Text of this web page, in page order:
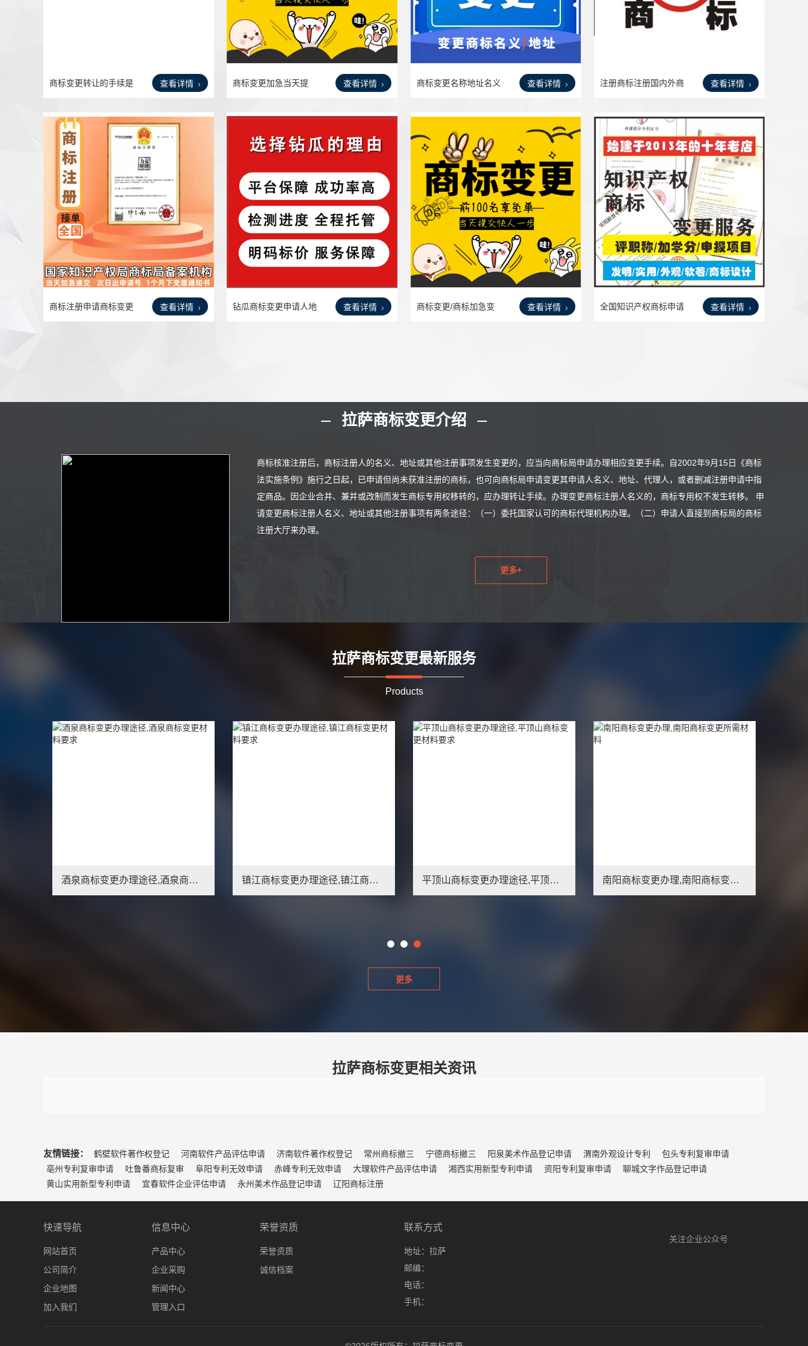
查看详情
商标变更转让的手续是
查看详情
商标变更加急当天提
查看详情
商标变更名称地址名义
查看详情
注册商标注册国内外商
查看详情
商标注册申请商标变更
办理
查看详情
钻瓜商标变更申请人地
查看详情
商标变更/商标加急变
查看详情
全国知识产权商标申请
拉萨商标变更介绍
商标核准注册后，商标注册人的名义、地址或其他注册事项发生变更的，应当向商标局申请办理相应变更手续。自2002年9月15日《商标
法实施条例》施行之日起，已申请但尚未获准注册的商标，也可向商标局申请变更其申请人名义、地址、代理人，或者删减注册申请中指
定商品。因企业合并、兼并或改制而发生商标专用权移转的，应办理转让手续。办理变更商标注册人名义的，商标专用权不发生转移。 申
请变更商标注册人名义、地址或其他注册事项有两条途径：（一）委托国家认可的商标代理机构办理。（二）申请人直接到商标局的商标
注册大厅来办理。
更多+
拉萨商标变更最新服务
Products
镇江商标变更办理途径,镇江商标变更材料要求 平顶山商标变更办理途径,平顶山商标变更材料要求 南阳商标变更办理,南阳商标变更所需材料 徐州商标变更办理,徐州商标变更所需材料
更多
拉萨商标变更相关资讯
友情链接： 鹤壁软件著作权登记 河南软件产品评估申请 济南软件著作权登记 常州商标撤三 宁德商标撤三 阳泉美术作品登记申请 渭南外观设计专利
包头专利复审申请
亳州专利复审申请
吐鲁番商标复审 阜阳专利无效申请 赤峰专利无效申请 大理软件产品评估申请 湘西实用新型专利申请 资阳专利复审申请
聊城文字作品登记申请
黄山实用新型专利申请
宜春软件企业评估申请 永州美术作品登记申请 辽阳商标注册
快速导航
网站首页
公司简介
企业地图
加入我们
信息中心
产品中心
企业采购
新闻中心
管理入口
荣誉资质
荣誉资质
诚信档案
联系方式
地址： 拉萨
邮编：
电话：
手机：
关注企业公众号